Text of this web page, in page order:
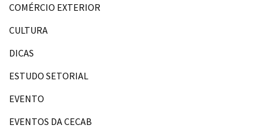
COMÉRCIO EXTERIOR
CULTURA
DICAS
ESTUDO SETORIAL
EVENTO
EVENTOS DA CECAB